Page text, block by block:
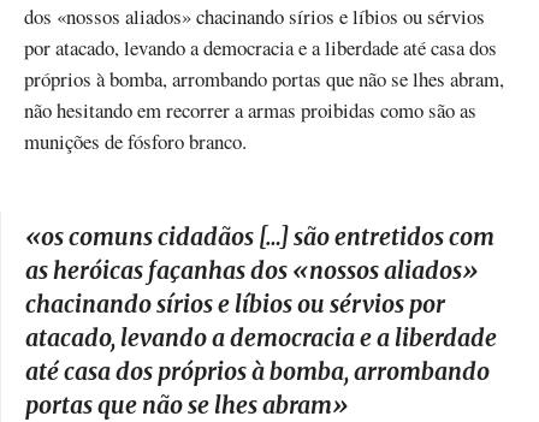
dos «nossos aliados» chacinando sírios e líbios ou sérvios
por atacado, levando a democracia e a liberdade até casa dos
próprios à bomba, arrombando portas que não se lhes abram,
não hesitando em recorrer a armas proibidas como são as
munições de fósforo branco.
«os comuns cidadãos […] são entretidos com
as heróicas façanhas dos «nossos aliados»
chacinando sírios e líbios ou sérvios por
atacado, levando a democracia e a liberdade
até casa dos próprios à bomba, arrombando
portas que não se lhes abram»